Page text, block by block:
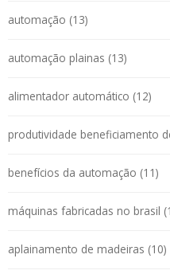
automação (13)
automação plainas (13)
alimentador automático (12)
produtividade beneficiamento
benefícios da automação (11)
máquinas fabricadas no brasil
aplainamento de madeiras (10)